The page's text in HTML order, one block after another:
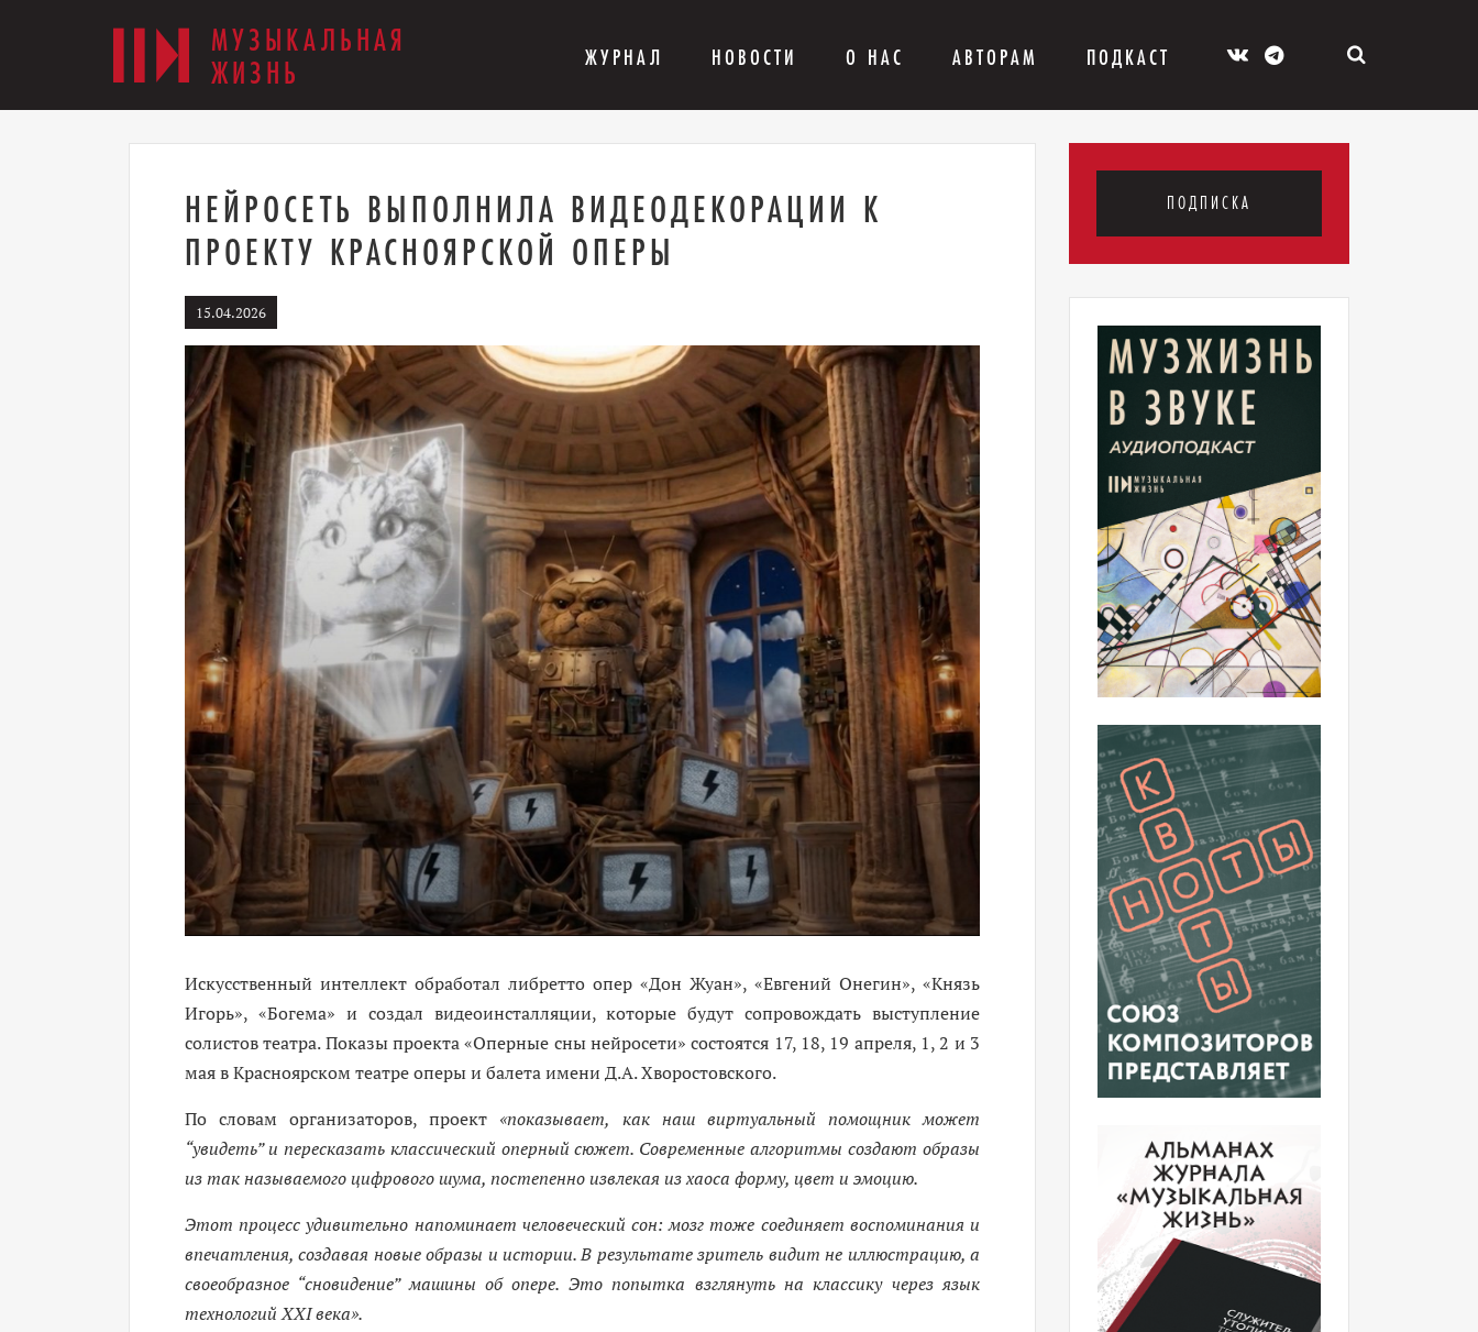
МУЗЫКАЛЬНАЯ
ЖИЗНЬ
ЖУРНАЛ НОВОСТИ О НАС АВТОРАМ ПОДКАСТ
НЕЙРОСЕТЬ ВЫПОЛНИЛА ВИДЕОДЕКОРАЦИИ К
ПРОЕКТУ КРАСНОЯРСКОЙ ОПЕРЫ
15.04.2026
Искусственный интеллект обработал либретто опер «Дон Жуан», «Евгений Онегин», «Князь
Игорь», «Богема» и создал видеоинсталляции, которые будут сопровождать выступление
солистов театра. Показы проекта «Оперные сны нейросети» состоятся 17, 18, 19 апреля, 1, 2 и 3
мая в Красноярском театре оперы и балета имени Д.А. Хворостовского.
По словам организаторов, проект «показывает, как наш виртуальный помощник может
“увидеть” и пересказать классический оперный сюжет. Современные алгоритмы создают образы
из так называемого цифрового шума, постепенно извлекая из хаоса форму, цвет и эмоцию.
Этот процесс удивительно напоминает человеческий сон: мозг тоже соединяет воспоминания и
впечатления, создавая новые образы и истории. В результате зритель видит не иллюстрацию, а
своеобразное “сновидение” машины об опере. Это попытка взглянуть на классику через язык
технологий XXI века».
ПОДПИСКА